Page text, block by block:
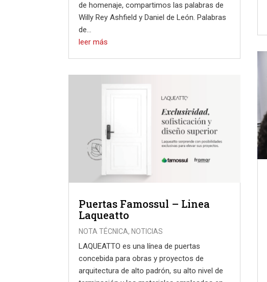
de homenaje, compartimos las palabras de
Willy Rey Ashfield y Daniel de León. Palabras
de...
leer más
Puertas Famossul – Linea
Laqueatto
NOTA TÉCNICA, NOTICIAS
LAQUEATTO es una línea de puertas
concebida para obras y proyectos de
arquitectura de alto padrón, su alto nivel de